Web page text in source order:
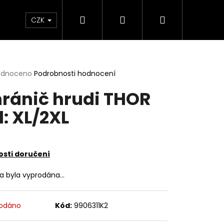
& Maziva Příslušenství Dárkové
CZK Hledat PřihlášeníNákupní
Podrobnosti hodnocení
hrudi THOR
XL/2XL
doručení
byla vyprodána…
Kód: 9906311K2